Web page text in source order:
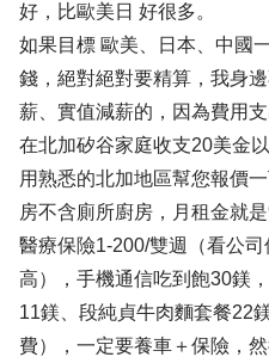
好，比歐美日 好很多。
如果目標 歐美、日本、中國
錢，絕對絕對要精算，我身
薪、實值減薪的，因為費用支
在北加矽谷家庭收支20美金
用熟悉的北加地區幫您報價
房不含廁所廚房，月租金就
醫療保險1-200/雙週（看公
高），手機通信吃到飽30鎂
11鎂、段純貞牛肉麵套餐22
費），一定要養車＋保險，